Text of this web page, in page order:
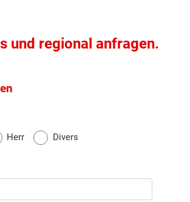
und regional anfragen.
Herr Divers